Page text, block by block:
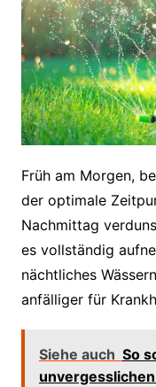
Früh am Morgen,
der optimale
Nachmittag
es vollständig
nächtliches
anfälliger für
Siehe auch So